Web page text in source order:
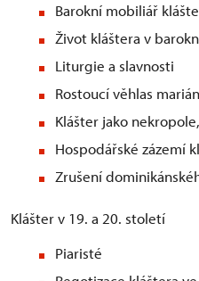
Barokní mobiliář
Život kláštera v
Liturgie a slavnosti
Rostoucí věhlas
Klášter jako
Hospodářské
Zrušení
Klášter v 19. a 20. století
Piaristé